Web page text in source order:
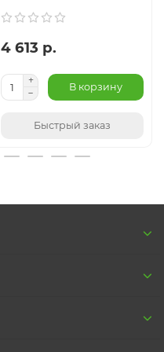
4 613 р.
В корзину
Быстрый заказ